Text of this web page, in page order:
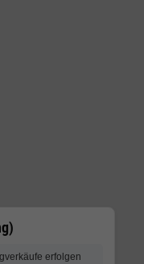
erfolgen